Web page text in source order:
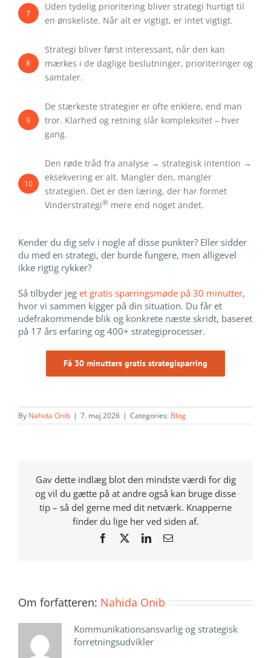
7
Uden tydelig prioritering bliver strategi hurtigt til
en ønskeliste. Når alt er vigtigt, er intet vigtigt.
8
Strategi bliver først interessant, når den kan
mærkes i de daglige beslutninger, prioriteringer og
samtaler.
9
De stærkeste strategier er ofte enklere, end man
tror. Klarhed og retning slår kompleksitet – hver
gang.
10
Den røde tråd fra analyse → strategisk intention →
eksekvering er alt. Mangler den, mangler
strategien. Det er den læring, der har formet
Vinderstrategi®mere end noget andet.
Kender du dig selv i nogle af disse punkter? Eller sidder
du med en strategi, der burde fungere, men alligevel
ikke rigtig rykker?
Så tilbyder jeg et gratis sparringsmøde på 30 minutter,
hvor vi sammen kigger på din situation. Du får et
udefrakommende blik og konkrete næste skridt, baseret
på 17 års erfaring og 400+ strategiprocesser.
Få 30 minutters gratis strategisparring
By Nahida Onib | 7. maj 2026 | Categories: Blog
Gav dette indlæg blot den mindste værdi for dig
og vil du gætte på at andre også kan bruge disse
tip – så del gerne med dit netværk. Knapperne
finder du lige her ved siden af.
Facebook LinkedIn
E-
Om forfatteren: Nahida Onib
Kommunikationsansvarlig og strategisk
forretningsudvikler